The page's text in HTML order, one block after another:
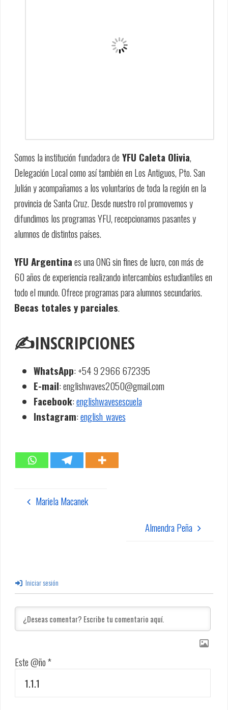
Somos la institución fundadora de YFU Caleta Olivia,
Delegación Local como así también en Los Antiguos, Pto. San
Julián y acompañamos a los voluntarios de toda la región en la
provincia de Santa Cruz. Desde nuestro rol promovemos y
difundimos los programas YFU, recepcionamos pasantes y
alumnos de distintos países.
YFU Argentinaes una ONG sin fines de lucro, con más de
60 años de experiencia realizando intercambios estudiantiles en
todo el mundo. Ofrece programas para alumnos secundarios.
Becas totales y parciales.
✍️INSCRIPCIONES
WhatsApp: +54 9 2966 672395
E-mail: englishwaves2050@gmail.com
Facebook:englishwavesescuela
Instagram:english_waves
Mariela Macanek
Almendra Peña
Iniciar sesión
Este @ño*